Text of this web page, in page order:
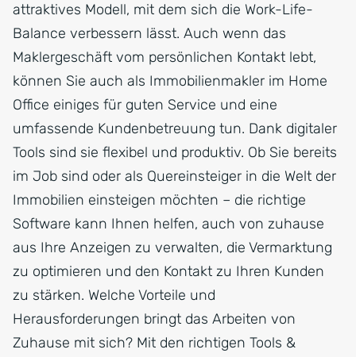
attraktives Modell, mit dem sich die Work-Life-
Balance verbessern lässt. Auch wenn das
Maklergeschäft vom persönlichen Kontakt lebt,
können Sie auch als Immobilienmakler im Home
Office einiges für guten Service und eine
umfassende Kundenbetreuung tun. Dank digitaler
Tools sind sie flexibel und produktiv. Ob Sie bereits
im Job sind oder als Quereinsteiger in die Welt der
Immobilien einsteigen möchten – die richtige
Software kann Ihnen helfen, auch von zuhause
aus Ihre Anzeigen zu verwalten, die Vermarktung
zu optimieren und den Kontakt zu Ihren Kunden
zu stärken. Welche Vorteile und
Herausforderungen bringt das Arbeiten von
Zuhause mit sich? Mit den richtigen Tools &